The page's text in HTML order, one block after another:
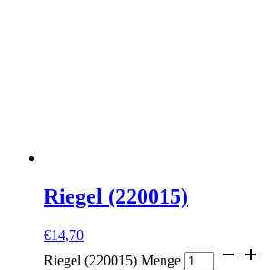
Riegel (220015)
€14,70
Riegel (220015) Menge